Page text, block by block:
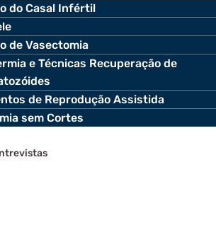
do Casal Infértil
de Vasectomia
e Técnicas Recuperação de
de Reprodução Assistida
sem Cortes